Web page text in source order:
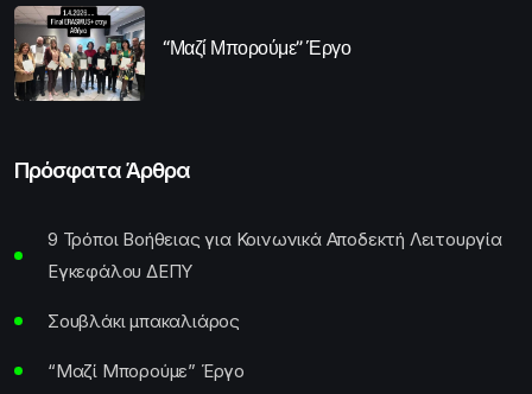
“Μαζί Μπορούμε” Έργο
Πρόσφατα Άρθρα
9 Τρόποι Βοήθειας για Κοινωνικά Αποδεκτή Λειτουργία
Εγκεφάλου ΔΕΠΥ
Σουβλάκι μπακαλιάρος
“Μαζί Μπορούμε” Έργο